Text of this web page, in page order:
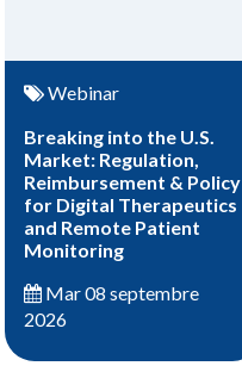
Webinar
Breaking into the U.S.
Market: Regulation,
Reimbursement & Policy
for Digital Therapeutics
and Remote Patient
Monitoring
Mar 08 septembre
2026